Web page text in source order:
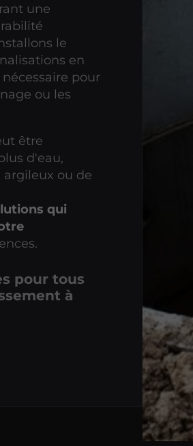
une
le
en
pour
ou les
être
d'eau,
ou de
qui
pour tous
à